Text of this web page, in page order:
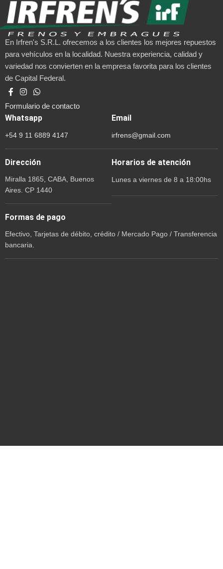
En Irfren's S.R.L. ofrecemos a los clientes los mejores repuestos
para vehículos en la localidad. Nuestra experiencia, calidad y
variedad nos convierten en la empresa favorita para los clientes
de Capital Federal.
Formulario de contacto
Whatsapp
+54 9 11 6889 4147
Email
irfrens@gmail.com
Dirección
Miralla 1865, CABA, Buenos
Aires. CP 1440
Horarios de atención
Lunes a viernes de 8 a 18:00hs
Formas de pago
Efectivo, Tarjetas de débito, crédito / Mercado Pago / Transferencia
bancaria.